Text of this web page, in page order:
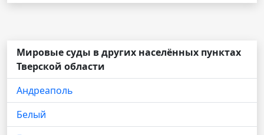
Мировые суды в других населённых пунктах
Тверской области
Андреаполь
Белый